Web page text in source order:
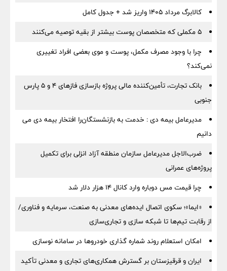
کالابرگ مرداد ۱۴۰۵ واریز شد + جدول کامل
۵ مکملی که متخصصان پوست بیشتر از بقیه توصیه می‌کنند
چرا با وجود مصرف مکمل، پوست و موی بعضی افراد تغییری
نمی‌کند؟
بانک تجارت، تأمین‌کننده مالی پروژه بازسازی فازهای ۴ و ۵ پارس
جنوبی
مدیرعامل بیمه دی : خدمت به بازنشستگان‌را افتخار بیمه دی می
دانیم
ضرب‌الاجل مدیرعامل سازمان منطقه آزاد انزلی برای تكمیل
پروژه‌های عمرانی
چرا قیمت مس دوباره وارد کانال ۱۴ هزار دلار شد
«ایما»؛ سکوی اتصال ایده‌های معدنی به صنعت، سرمایه و فناوری/
از رقابت تیم‌ها تا شبکه سازی و تجاری‌سازی
امکان استعلام روند شماره گذاری خودروها در سامانه نوسازی
ایران و قرقیزستان بر گسترش همکاری‌های تجاری و معدنی تأکید